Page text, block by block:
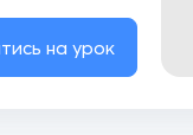
на урок